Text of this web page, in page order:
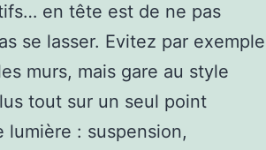
en tête est de ne pas
se lasser. Evitez par exemple
murs, mais gare au style
tout sur un seul point
lumière : suspension,